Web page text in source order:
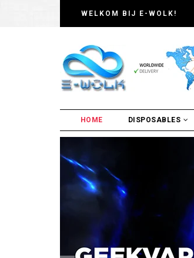
WELKOM BIJ E-WOLK!
HOME DISPOSABLES